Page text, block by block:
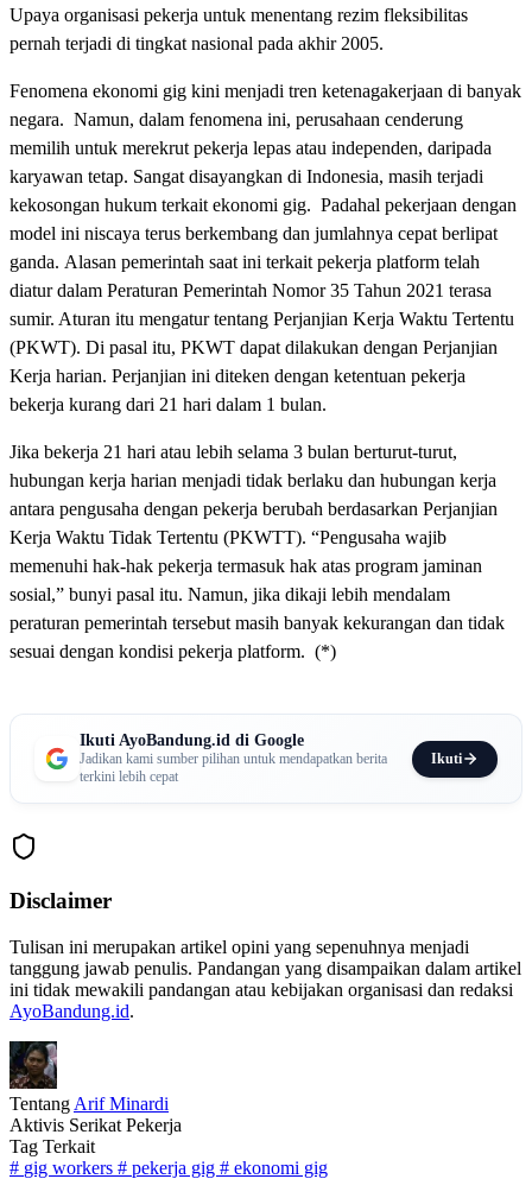
Upaya organisasi pekerja untuk menentang rezim fleksibilitas
pernah terjadi di tingkat nasional pada akhir 2005.
Fenomena ekonomi gig kini menjadi tren ketenagakerjaan di banyak
negara. Namun, dalam fenomena ini, perusahaan cenderung
memilih untuk merekrut pekerja lepas atau independen, daripada
karyawan tetap. Sangat disayangkan di Indonesia, masih terjadi
kekosongan hukum terkait ekonomi gig. Padahal pekerjaan dengan
model ini niscaya terus berkembang dan jumlahnya cepat berlipat
ganda. Alasan pemerintah saat ini terkait pekerja platform telah
diatur dalam Peraturan Pemerintah Nomor 35 Tahun 2021 terasa
sumir. Aturan itu mengatur tentang Perjanjian Kerja Waktu Tertentu
(PKWT). Di pasal itu, PKWT dapat dilakukan dengan Perjanjian
Kerja harian. Perjanjian ini diteken dengan ketentuan pekerja
bekerja kurang dari 21 hari dalam 1 bulan.
Jika bekerja 21 hari atau lebih selama 3 bulan berturut-turut,
hubungan kerja harian menjadi tidak berlaku dan hubungan kerja
antara pengusaha dengan pekerja berubah berdasarkan Perjanjian
Kerja Waktu Tidak Tertentu (PKWTT). “Pengusaha wajib
memenuhi hak-hak pekerja termasuk hak atas program jaminan
sosial,” bunyi pasal itu. Namun, jika dikaji lebih mendalam
peraturan pemerintah tersebut masih banyak kekurangan dan tidak
sesuai dengan kondisi pekerja platform. (*)
Ikuti AyoBandung.id di Google
Jadikan kami sumber pilihan untuk mendapatkan berita
terkini lebih cepat
Ikuti
Disclaimer
Tulisan ini merupakan artikel opini yang sepenuhnya menjadi
tanggung jawab penulis. Pandangan yang disampaikan dalam artikel
ini tidak mewakili pandangan atau kebijakan organisasi dan redaksi
AyoBandung.id.
Tentang Arif Minardi
Aktivis Serikat Pekerja
Tag Terkait
# gig workers # pekerja gig # ekonomi gig